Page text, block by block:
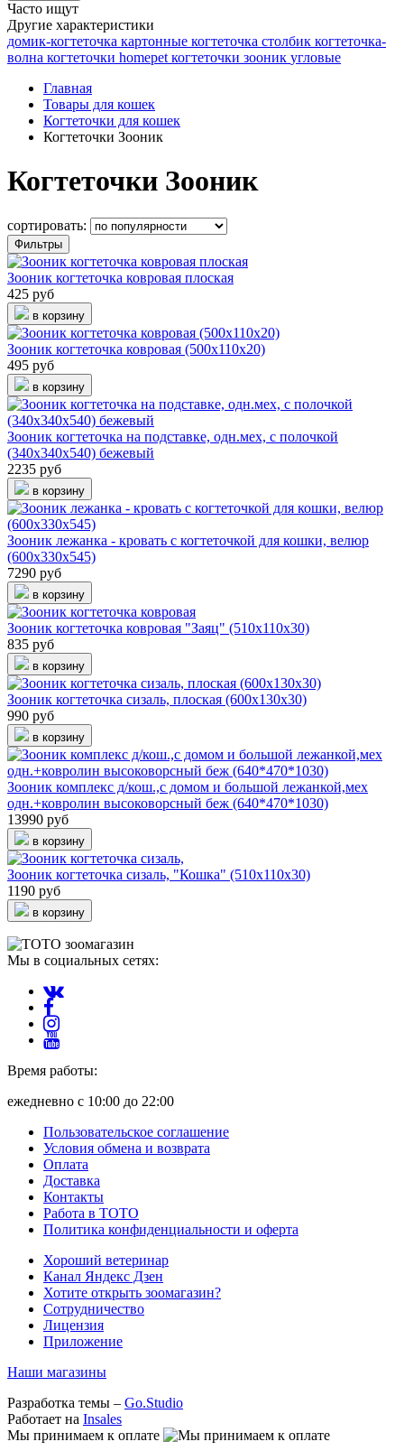
Часто ищут
Другие характеристики
домик-когтеточка картонные когтеточка столбик когтеточка-
волна когтеточки homepet когтеточки зооник угловые
Главная
Товары для кошек
Когтеточки для кошек
Когтеточки Зооник
Когтеточки Зооник
сортировать:
Фильтры
Зооник когтеточка ковровая плоская
425 руб
в корзину
Зооник когтеточка ковровая (500х110х20)
495 руб
в корзину
Зооник когтеточка на подставке, одн.мех, с полочкой
(340х340х540) бежевый
2235 руб
в корзину
Зооник лежанка - кровать с когтеточкой для кошки, велюр
(600х330х545)
7290 руб
в корзину
Зооник когтеточка ковровая "Заяц" (510х110х30)
835 руб
в корзину
Зооник когтеточка сизаль, плоская (600х130х30)
990 руб
в корзину
Зооник комплекс д/кош.,с домом и большой лежанкой,мех
одн.+ковролин высоковорсный беж (640*470*1030)
13990 руб
в корзину
Зооник когтеточка сизаль, "Кошка" (510х110х30)
1190 руб
в корзину
Мы в социальных сетях:
Время работы:
ежедневно с 10:00 до 22:00
Пользовательское соглашение
Условия обмена и возврата
Оплата
Доставка
Контакты
Работа в ТОТО
Политика конфиденциальности и оферта
Хороший ветеринар
Канал Яндекс Дзен
Хотите открыть зоомагазин?
Сотрудничество
Лицензия
Приложение
Наши магазины
Разработка темы – Go.Studio
Работает на Insales
Мы принимаем к оплате